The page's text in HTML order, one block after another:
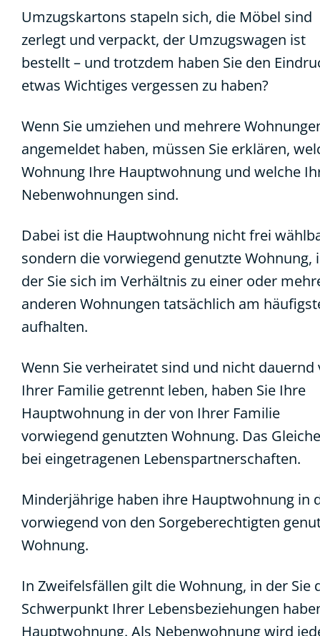
Umzugskartons stapeln sich, die Möbel sind
zerlegt und verpackt, der Umzugswagen ist
bestellt – und trotzdem haben Sie den
etwas Wichtiges vergessen zu haben?
Wenn Sie umziehen und mehrere
angemeldet haben, müssen Sie erklären,
Wohnung Ihre Hauptwohnung und welche
Nebenwohnungen sind.
Dabei ist die Hauptwohnung nicht frei
sondern die vorwiegend genutzte Wohnung,
der Sie sich im Verhältnis zu einer oder
anderen Wohnungen tatsächlich am
aufhalten.
Wenn Sie verheiratet sind und nicht dauernd
Ihrer Familie getrennt leben, haben Sie Ihre
Hauptwohnung in der von Ihrer Familie
vorwiegend genutzten Wohnung. Das
bei eingetragenen Lebenspartnerschaften.
Minderjährige haben ihre Hauptwohnung in
vorwiegend von den Sorgeberechtigten
Wohnung.
In Zweifelsfällen gilt die Wohnung, in der Sie
Schwerpunkt Ihrer Lebensbeziehungen
Hauptwohnung. Als Nebenwohnung wird